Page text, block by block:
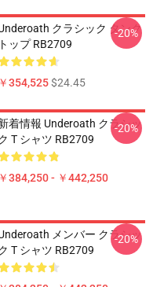
クラシック タンク
トップ RB2709
￥354,525$24.45
-20%
着情報 Underoath クラシッ
T シャツ RB2709
￥384,250 - ￥442,250
-20%
メンバー クラシッ
T シャツ RB2709
-20%